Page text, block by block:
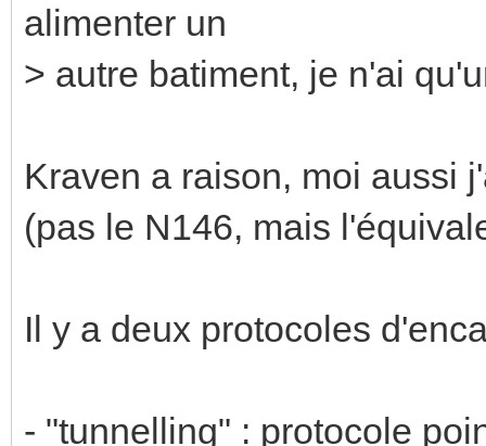
alimenter un
> autre batiment, je n'ai
Kraven a raison, moi aussi
(pas le N146, mais
Il y a deux protocoles
- "tunnelling" : protocole